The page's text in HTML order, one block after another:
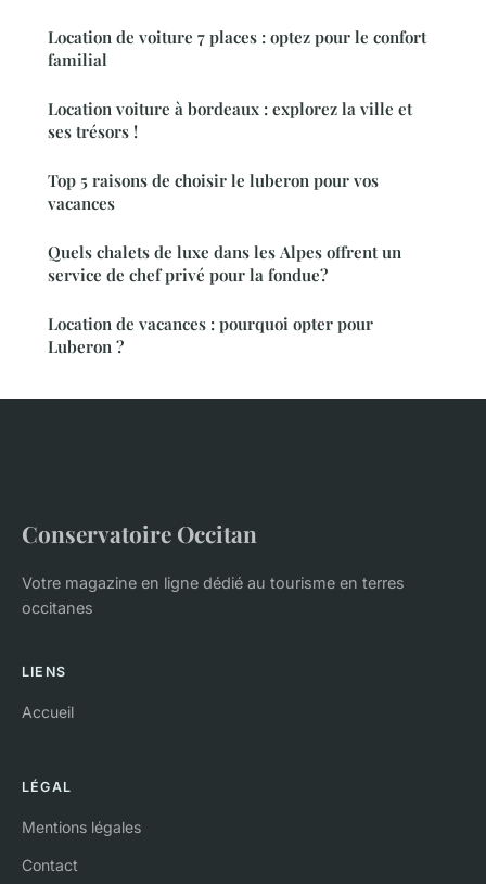
Location de voiture 7 places : optez pour le confort
familial
Location voiture à bordeaux : explorez la ville et
ses trésors !
Top 5 raisons de choisir le luberon pour vos
vacances
Quels chalets de luxe dans les Alpes offrent un
service de chef privé pour la fondue?
Location de vacances : pourquoi opter pour
Luberon ?
Conservatoire Occitan
Votre magazine en ligne dédié au tourisme en terres
occitanes
LIENS
Accueil
LÉGAL
Mentions légales
Contact